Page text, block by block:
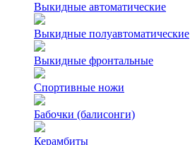
Выкидные автоматические
Выкидные полуавтоматические
Выкидные фронтальные
Спортивные ножи
Бабочки (балисонги)
Керамбиты